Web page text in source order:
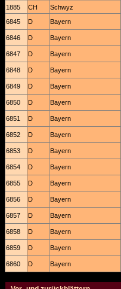
1885
CH Schwyz
6845
D Bayern
6846 D Bayern
6847 D Bayern
6848 D Bayern
6849 D Bayern
6850 D Bayern
6851 D Bayern
6852 D Bayern
6853 D Bayern
6854 D Bayern
6855 D Bayern
6856 D Bayern
6857 D Bayern
6858 D Bayern
6859 D Bayern
6860 D Bayern